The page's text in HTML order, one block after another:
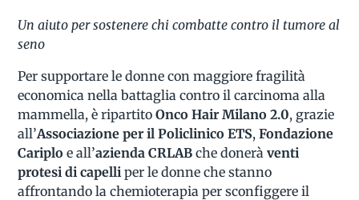
Un aiuto per sostenere chi combatte contro il tumore al
seno
Per supportare le donne con maggiore fragilità
economica nella battaglia contro il carcinoma alla
mammella, è ripartitoOnco Hair Milano 2.0, grazie
all’Associazione per il Policlinico ETS,Fondazione
Cariplo e all’azienda CRLAB che doneràventi
protesi di capelli per le donne che stanno
affrontando la chemioterapia per sconfiggere il